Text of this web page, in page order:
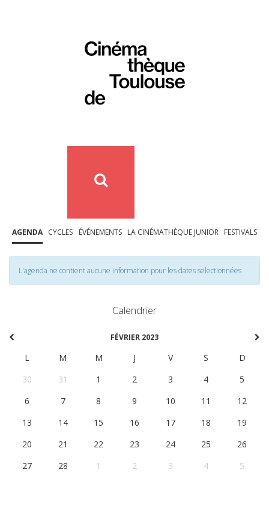
AGENDA CYCLES ÉVÉNEMENTS LA CINÉMATHÈQUE JUNIOR FESTIVALS
L'agenda ne contient aucune information pour les dates selectionnées
Calendrier
FÉVRIER 2023
L M M J V S
D
30
31 1 2 3 4
5
6
7 8 9 10 11
12
13
14 15 16 17 18
19
20
21 22 23 24 25
26
27
28 1 2 3 4 5